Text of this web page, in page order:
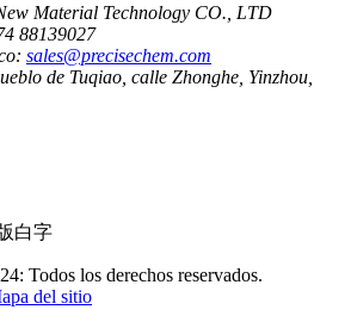
Material Technology CO., LTD
88139027
sales@precisechem.com
de Tuqiao, calle Zhonghe, Yinzhou,
Todos los derechos reservados.
del sitio